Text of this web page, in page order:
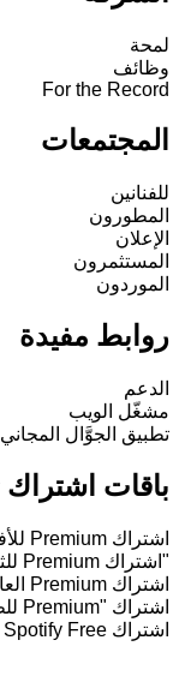
لمحة
وظائف
For the Record
المجتمعات
للفنانين
المطورون
الإعلان
المستثمرون
الموردون
روابط مفيدة
الدعم
مشغّل الويب
تطبيق الجوَّال المجاني
باقات اشتراك Spotify
اشتراك Premium للأفراد
"اشتراك Premium للثنائي"
اشتراك Premium العائلي
اشتراك "Premium للطلاب"
اشتراك Spotify Free